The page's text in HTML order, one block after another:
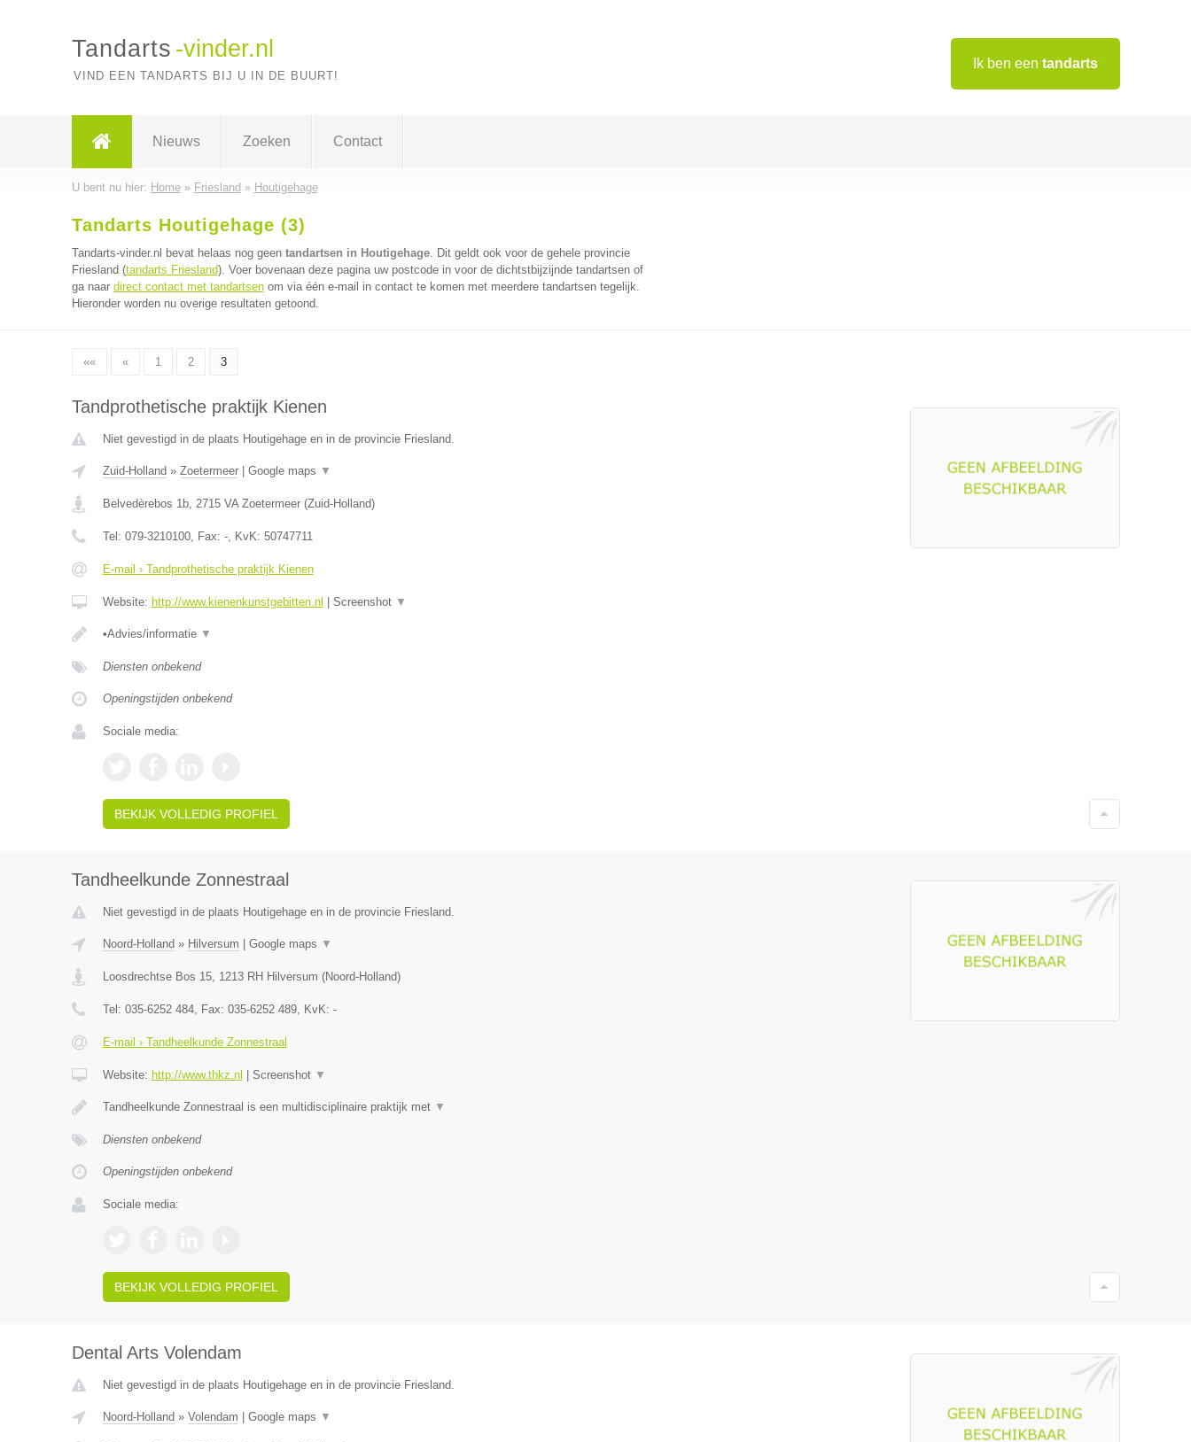
Ik ben een tandarts
Tandarts -vinder.nl
VIND EEN TANDARTS BIJ U IN DE BUURT!
Nieuws Zoeken Contact
U bent nu hier: Home» Friesland » Houtigehage
Tandarts Houtigehage (3)
Tandarts-vinder.nl bevat helaas nog geen tandartsen in Houtigehage. Dit geldt ook voor de gehele provincie
Friesland (tandarts Friesland). Voer bovenaan deze pagina uw postcode in voor de dichtstbijzijnde tandartsen of
ga naar direct contact met tandartsenom via één e-mail in contact te komen met meerdere tandartsen tegelijk.
Hieronder worden nu overige resultaten getoond.
«« « 1 2 3
Tandprothetische praktijk Kienen
Niet gevestigd in de plaats Houtigehage en in de provincie Friesland.
Zuid-Holland » Zoetermeer| Google maps ▼
Belvedèrebos 1b, 2715 VA Zoetermeer(Zuid-Holland)
Tel: 079-3210100, Fax: -, KvK: 50747711
E-mail › Tandprothetische praktijk Kienen
Website: http://www.kienenkunstgebitten.nl Screenshot ▼
•Advies/informatie ▼
Diensten onbekend
Openingstijden onbekend
Sociale media:
BEKIJK VOLLEDIG PROFIEL
Tandheelkunde Zonnestraal
Niet gevestigd in de plaats Houtigehage en in de provincie Friesland.
Noord-Holland » Hilversum Google maps ▼
Loosdrechtse Bos 15, 1213 RH Hilversum (Noord-Holland)
Tel: 035-6252 484, Fax: 035-6252 489, KvK: -
E-mail › Tandheelkunde Zonnestraal
Website: http://www.thkz.nl Screenshot ▼
Tandheelkunde Zonnestraal is een multidisciplinaire praktijk met ▼
Diensten onbekend
Openingstijden onbekend
Sociale media:
BEKIJK VOLLEDIG PROFIEL
Dental Arts Volendam
Niet gevestigd in de plaats Houtigehage en in de provincie Friesland.
Noord-Holland » Volendam Google maps ▼